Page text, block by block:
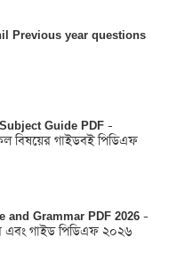
Previous year questions
Guide PDF -
বিষয়ের গাইডবই পিডিএফ
and Grammar PDF 2026 -
এবং গাইড পিডিএফ ২০২৬